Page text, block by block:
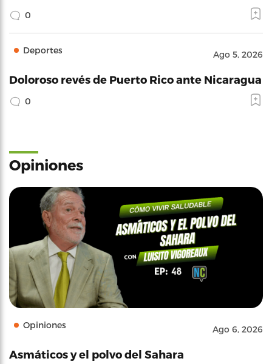
0
Deportes Ago 5, 2026
Doloroso revés de Puerto Rico ante Nicaragua
0
Opiniones
Opiniones Ago 6, 2026
Asmáticos y el polvo del Sahara